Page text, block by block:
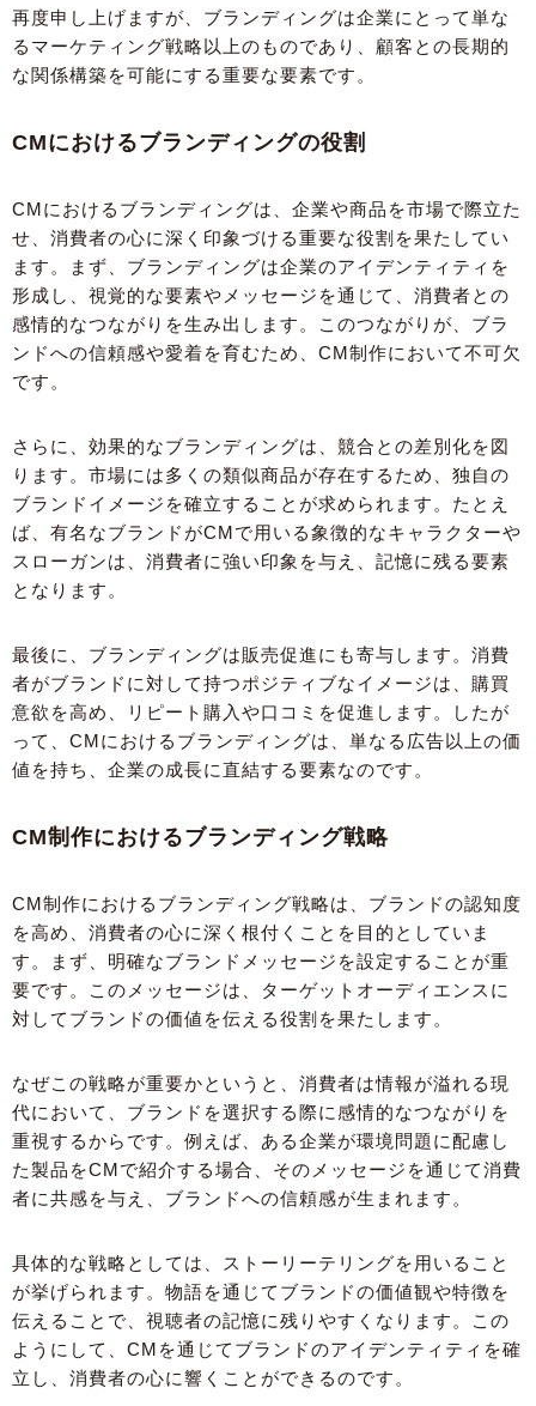
再度申し上げますが、ブランディングは企業にとって単な
るマーケティング戦略以上のものであり、顧客との長期的
な関係構築を可能にする重要な要素です。
CMにおけるブランディングの役割
CMにおけるブランディングは、企業や商品を市場で際立た
せ、消費者の心に深く印象づける重要な役割を果たしてい
ます。まず、ブランディングは企業のアイデンティティを
形成し、視覚的な要素やメッセージを通じて、消費者との
感情的なつながりを生み出します。このつながりが、ブラ
ンドへの信頼感や愛着を育むため、CM制作において不可欠
です。
さらに、効果的なブランディングは、競合との差別化を図
ります。市場には多くの類似商品が存在するため、独自の
ブランドイメージを確立することが求められます。たとえ
ば、有名なブランドがCMで用いる象徴的なキャラクターや
スローガンは、消費者に強い印象を与え、記憶に残る要素
となります。
最後に、ブランディングは販売促進にも寄与します。消費
者がブランドに対して持つポジティブなイメージは、購買
意欲を高め、リピート購入や口コミを促進します。したが
って、CMにおけるブランディングは、単なる広告以上の価
値を持ち、企業の成長に直結する要素なのです。
CM制作におけるブランディング戦略
CM制作におけるブランディング戦略は、ブランドの認知度
を高め、消費者の心に深く根付くことを目的としていま
す。まず、明確なブランドメッセージを設定することが重
要です。このメッセージは、ターゲットオーディエンスに
対してブランドの価値を伝える役割を果たします。
なぜこの戦略が重要かというと、消費者は情報が溢れる現
代において、ブランドを選択する際に感情的なつながりを
重視するからです。例えば、ある企業が環境問題に配慮し
た製品をCMで紹介する場合、そのメッセージを通じて消費
者に共感を与え、ブランドへの信頼感が生まれます。
具体的な戦略としては、ストーリーテリングを用いること
が挙げられます。物語を通じてブランドの価値観や特徴を
伝えることで、視聴者の記憶に残りやすくなります。この
ようにして、CMを通じてブランドのアイデンティティを確
立し、消費者の心に響くことができるのです。